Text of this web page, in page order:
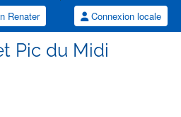
Renater Connexion locale
Pic du Midi